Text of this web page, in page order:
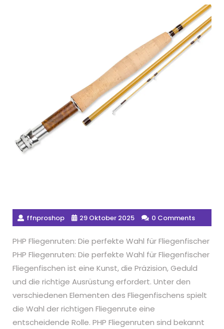
ffnproshop 29 Oktober 2025 0 Comments
PHP Fliegenruten: Die perfekte Wahl für Fliegenfischer
PHP Fliegenruten: Die perfekte Wahl für Fliegenfischer
Fliegenfischen ist eine Kunst, die Präzision, Geduld
und die richtige Ausrüstung erfordert. Unter den
verschiedenen Elementen des Fliegenfischens spielt
die Wahl der richtigen Fliegenrute eine
entscheidende Rolle. PHP Fliegenruten sind bekannt